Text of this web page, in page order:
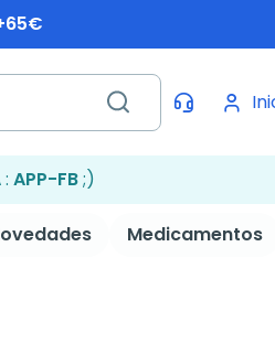
: APP-FB;)
Medicamentos